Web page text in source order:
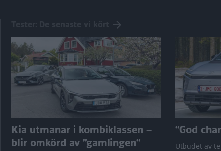
Kia utmanar i kombiklassen –
blir omkörd av ”gamlingen”
”God
Utbudet av